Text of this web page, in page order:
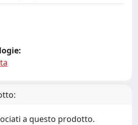
a questo prodotto.